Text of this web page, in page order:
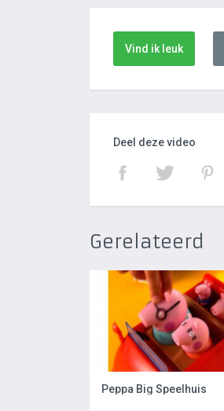
Vind ik leuk
Deel deze video
Gerelateerd
Peppa Big Speelhuis